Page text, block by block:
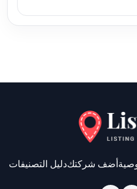
أضف شركتكدليل التصنيفات